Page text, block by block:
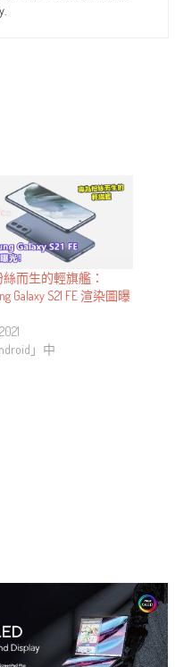
而生的輕旗艦：
Galaxy S21 FE 渲染圖曝
」中